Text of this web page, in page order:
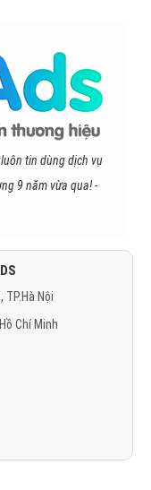
tin dùng dịch vụ
9 năm vừa qua! -
Nội
Chí Minh